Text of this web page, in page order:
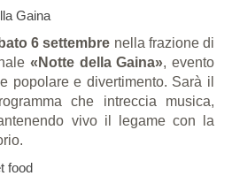
Gaina
6 settembre nella frazione di
«Notte della Gaina», evento
popolare e divertimento. Sarà il
che intreccia musica,
vivo il legame con la
food